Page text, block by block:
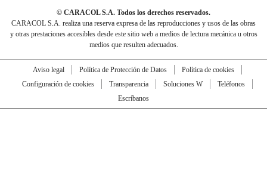
© CARACOL S.A. Todos los derechos reservados.
CARACOL S.A. realiza una reserva expresa de las reproducciones y usos de las obras
y otras prestaciones accesibles desde este sitio web a medios de lectura mecánica u otros
medios que resulten adecuados.
Aviso legal Política de Protección de Datos
Política de cookies
Configuración de cookies
Transparencia Soluciones W
Teléfonos
Escríbanos